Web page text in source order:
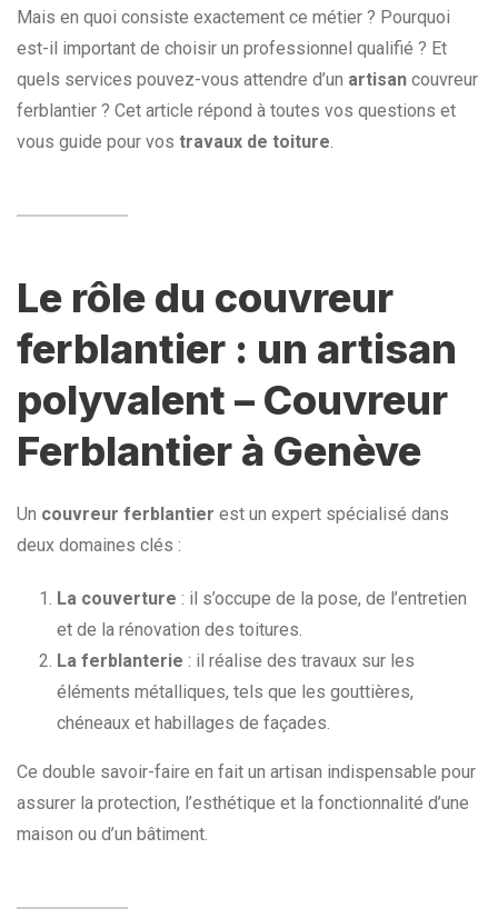
Mais en quoi consiste exactement ce métier ? Pourquoi
est-il important de choisir un professionnel qualifié ? Et
quels services pouvez-vous attendre d’un artisan couvreur
ferblantier ? Cet article répond à toutes vos questions et
vous guide pour vos travaux de toiture.
Le rôle du couvreur
ferblantier : un artisan
polyvalent – Couvreur
Ferblantier à Genève
Un couvreur ferblantier est un expert spécialisé dans
deux domaines clés :
La couverture : il s’occupe de la pose, de l’entretien
et de la rénovation des toitures.
La ferblanterie : il réalise des travaux sur les
éléments métalliques, tels que les gouttières,
chéneaux et habillages de façades.
Ce double savoir-faire en fait un artisan indispensable pour
assurer la protection, l’esthétique et la fonctionnalité d’une
maison ou d’un bâtiment.